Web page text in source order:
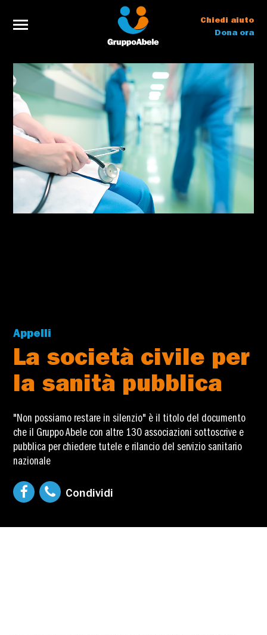
Chiedi aiuto
Dona ora
Appelli
La società civile per
la sanità pubblica
"Non possiamo restare in silenzio" è il titolo del documento
che il Gruppo Abele con altre 130 associazioni sottoscrive e
pubblica per chiedere tutele e rilancio del servizio sanitario
nazionale
Condividi